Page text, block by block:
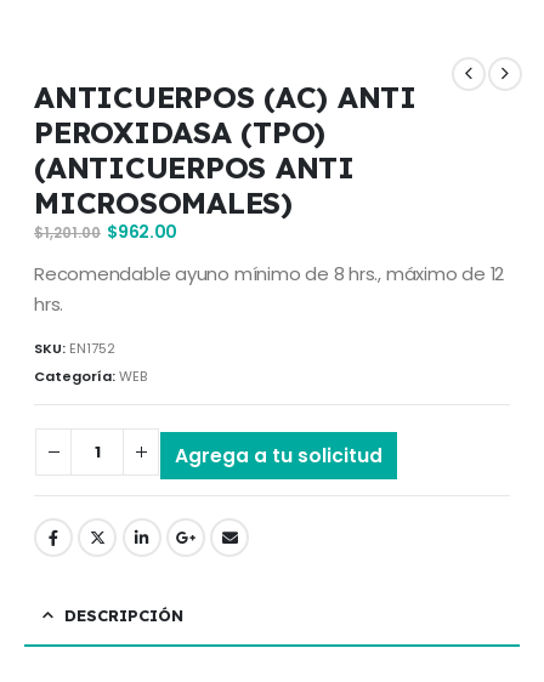
ANTICUERPOS (AC) ANTI
PEROXIDASA (TPO)
(ANTICUERPOS ANTI
MICROSOMALES)
$1,201.00 $962.00
Recomendable ayuno mínimo de 8 hrs., máximo de 12
hrs.
SKU: EN1752
Categoría:WEB
Agrega a tu solicitud
DESCRIPCIÓN